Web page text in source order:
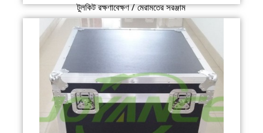
টুলকিট রক্ষণাবেক্ষণ / মেরামতের সরঞ্জাম